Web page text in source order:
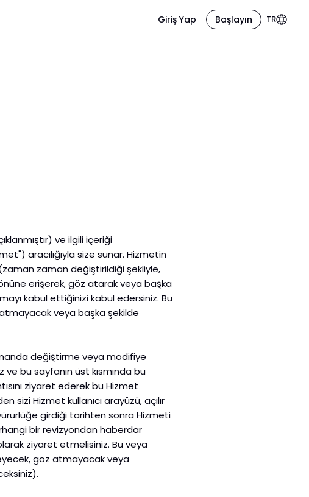
Giriş Yap Başlayın TR
ve ilgili içeriği
aracılığıyla size sunar. Hizmetin
zaman değiştirildiği şekliyle,
erişerek, göz atarak veya başka
kabul ettiğinizi kabul edersiniz. Bu
atmayacak veya başka şekilde
değiştirme veya modifiye
ve bu sayfanın üst kısmında bu
ziyaret ederek bu Hizmet
sizi Hizmet kullanıcı arayüzü, açılır
girdiği tarihten sonra Hizmeti
bir revizyondan haberdar
ziyaret etmelisiniz. Bu veya
göz atmayacak veya